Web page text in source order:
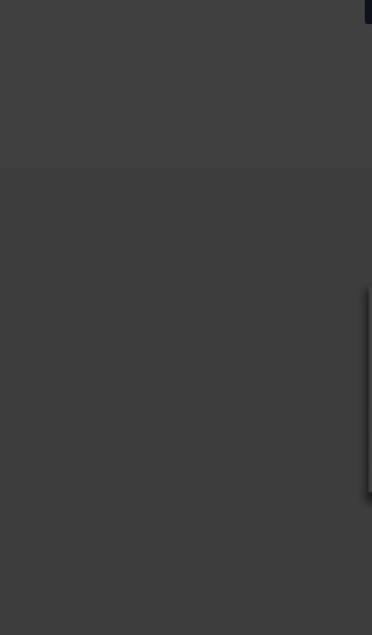
U kunt